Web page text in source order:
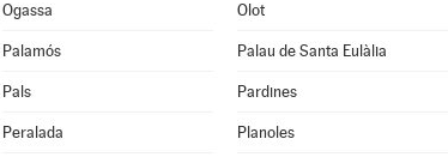
Ogassa Olot
Palamós Palau de Santa Eulàlia
Pals Pardines
Peralada Planoles